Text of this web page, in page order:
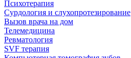
Психотерапия
Сурдология и слухопротезирование
Вызов врача на дом
Телемедицина
Ревматология
SVF терапия